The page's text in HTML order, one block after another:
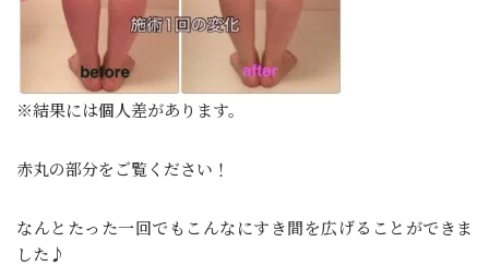
※結果には個人差があります。
赤丸の部分をご覧ください！
なんとたった一回でもこんなにすき間を広げることができま
した♪